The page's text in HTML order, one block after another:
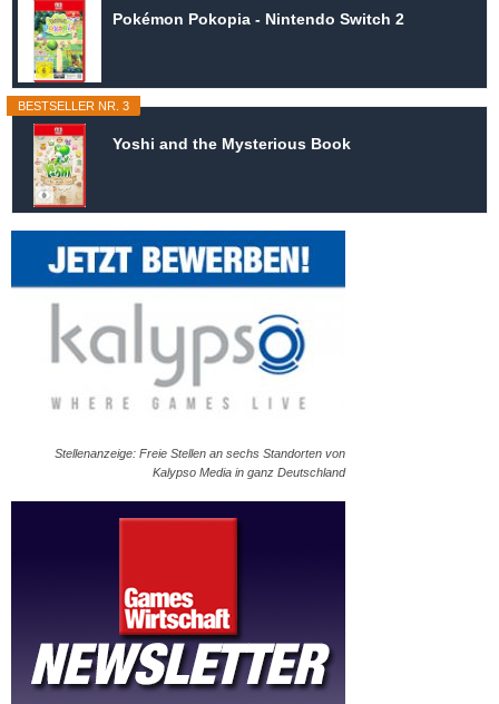
Pokémon Pokopia - Nintendo Switch 2
BESTSELLER NR. 3
Yoshi and the Mysterious Book
Stellenanzeige: Freie Stellen an sechs Standorten von
Kalypso Media in ganz Deutschland